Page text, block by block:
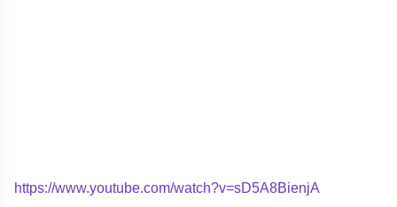
https://www.youtube.com/watch?v=sD5A8BienjA